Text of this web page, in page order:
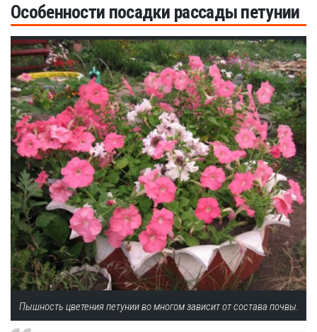
Особенности посадки рассады петунии
Пышность цветения петунии во многом зависит от состава почвы.